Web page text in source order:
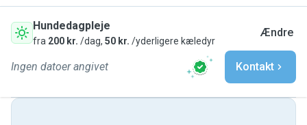
Hundedagpleje
fra 200 kr. /dag, 50 kr. /yderligere kæledyr
Ændre
Ingen datoer angivet Kontakt